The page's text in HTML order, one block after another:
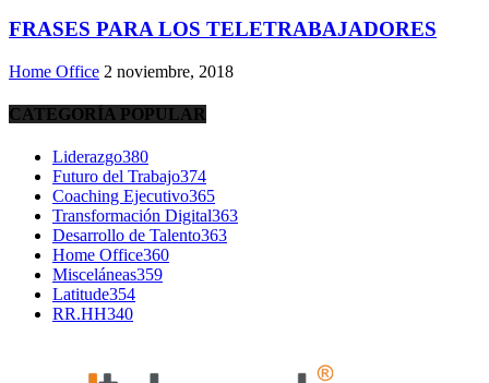
FRASES PARA LOS TELETRABAJADORES
Home Office 2 noviembre, 2018
CATEGORÍA POPULAR
Liderazgo380
Futuro del Trabajo374
Coaching Ejecutivo365
Transformación Digital363
Desarrollo de Talento363
Home Office360
Misceláneas359
Latitude354
RR.HH340